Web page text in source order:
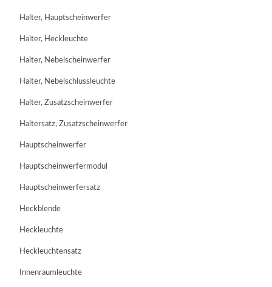
Halter, Hauptscheinwerfer
Halter, Heckleuchte
Halter, Nebelscheinwerfer
Halter, Nebelschlussleuchte
Halter, Zusatzscheinwerfer
Haltersatz, Zusatzscheinwerfer
Hauptscheinwerfer
Hauptscheinwerfermodul
Hauptscheinwerfersatz
Heckblende
Heckleuchte
Heckleuchtensatz
Innenraumleuchte